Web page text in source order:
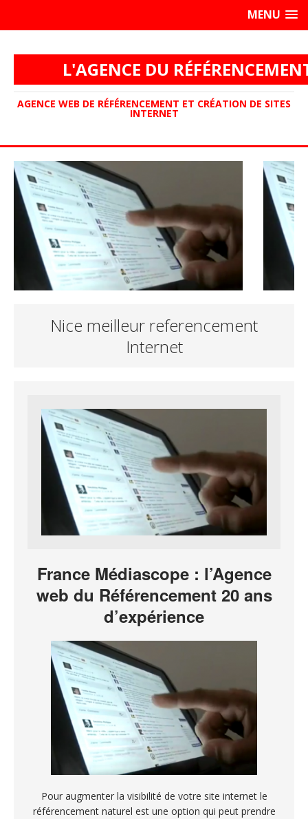
MENU
L'AGENCE DU
AGENCE WEB DE RÉFÉRENCEMENT ET CRÉATION DE SITES
INTERNET
Nice meilleur referencement
Internet
France Médiascope : l’Agence
web du Référencement 20 ans
d’expérience
Pour augmenter la visibilité de votre site internet le
référencement naturel est une option qui peut prendre